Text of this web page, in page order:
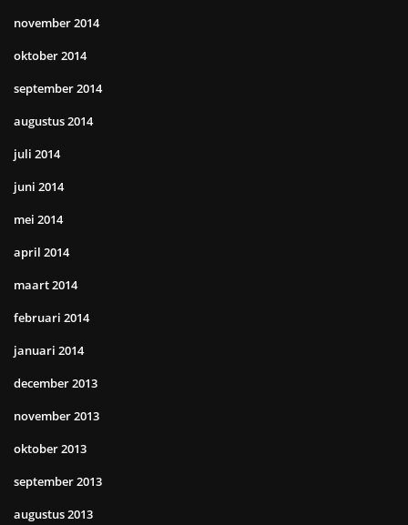
november 2014
oktober 2014
september 2014
augustus 2014
juli 2014
juni 2014
mei 2014
april 2014
maart 2014
februari 2014
januari 2014
december 2013
november 2013
oktober 2013
september 2013
augustus 2013